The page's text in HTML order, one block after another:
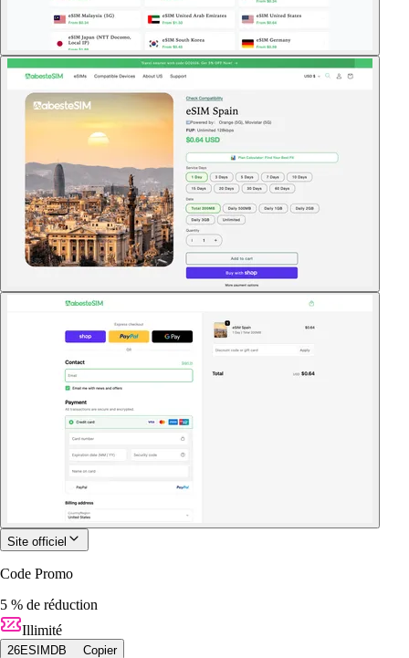
Site officiel
Code Promo
5 % de réduction
Illimité
26ESIMDB Copier